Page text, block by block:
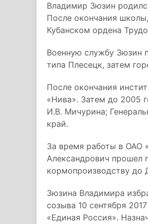
Владимир Зюзин
После окончания
Кубанском ордена
Военную службу Зюзин
типа Плесецк, затем
После окончания
«Нива». Затем до 2005
И.В. Мичурина;
край.
За время работы в ОАО
Александрович прошел
кормопроизводству до
Зюзина Владимира
созыва 10 сентября
«Единая Россия».